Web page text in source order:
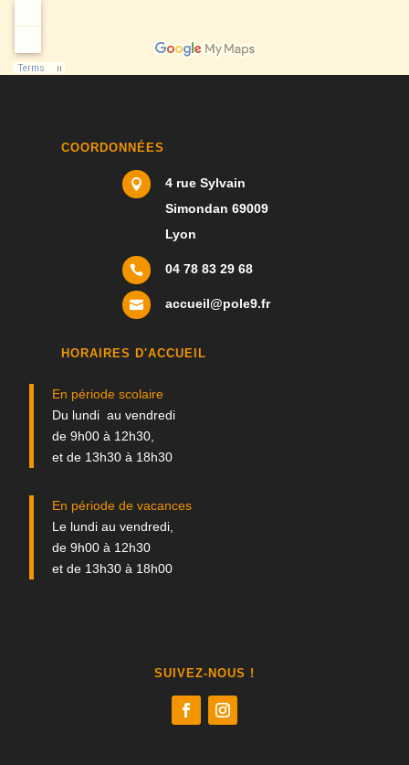
COORDONNÉES

4 rue Sylvain
Simondan 69009
Lyon
 04 78 83 29 68
 accueil@pole9.fr
HORAIRES D'ACCUEIL
En période scolaire
Du lundi au vendredi
de 9h00 à 12h30,
et de 13h30 à 18h30
En période de vacances
Le lundi au vendredi,
de 9h00 à 12h30
et de 13h30 à 18h00
SUIVEZ-NOUS !